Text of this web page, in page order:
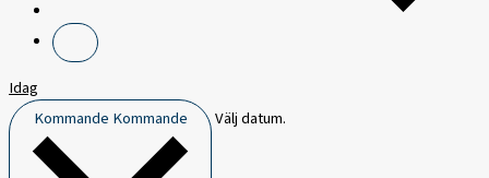
Idag
Kommande Kommande Välj datum.